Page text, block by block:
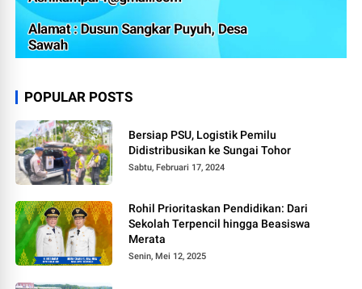
POPULAR POSTS
Bersiap PSU, Logistik Pemilu
Didistribusikan ke Sungai Tohor
Sabtu, Februari 17, 2024
Rohil Prioritaskan Pendidikan: Dari
Sekolah Terpencil hingga Beasiswa
Merata
Senin, Mei 12, 2025